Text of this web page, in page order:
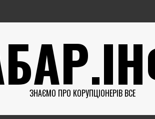
ЗНАЄМО ПРО КОРУПЦІОНЕРІВ ВСЕ